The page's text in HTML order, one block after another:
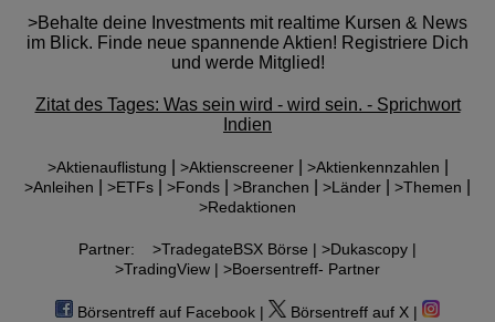
>Behalte deine Investments mit realtime Kursen & News
im Blick. Finde neue spannende Aktien! Registriere Dich
und werde Mitglied!
Zitat des Tages: Was sein wird - wird sein. - Sprichwort
Indien
>Aktienauflistung >Aktienscreener| >Aktienkennzahlen
>Anleihen >ETFs >Fonds >Branchen >Länder >Themen
>Redaktionen
Partner: >TradegateBSX Börse | >Dukascopy |
>TradingView | >Boersentreff- Partner
Börsentreff auf Facebook | Börsentreff auf X |